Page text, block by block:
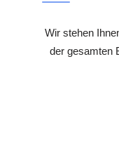
Wir stehen
der gesamten